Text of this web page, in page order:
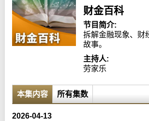
财金百科
节目简介:
拆解金融现象、财
故事。
主持人:
劳家乐
本集内容 所有集数
2026-04-13